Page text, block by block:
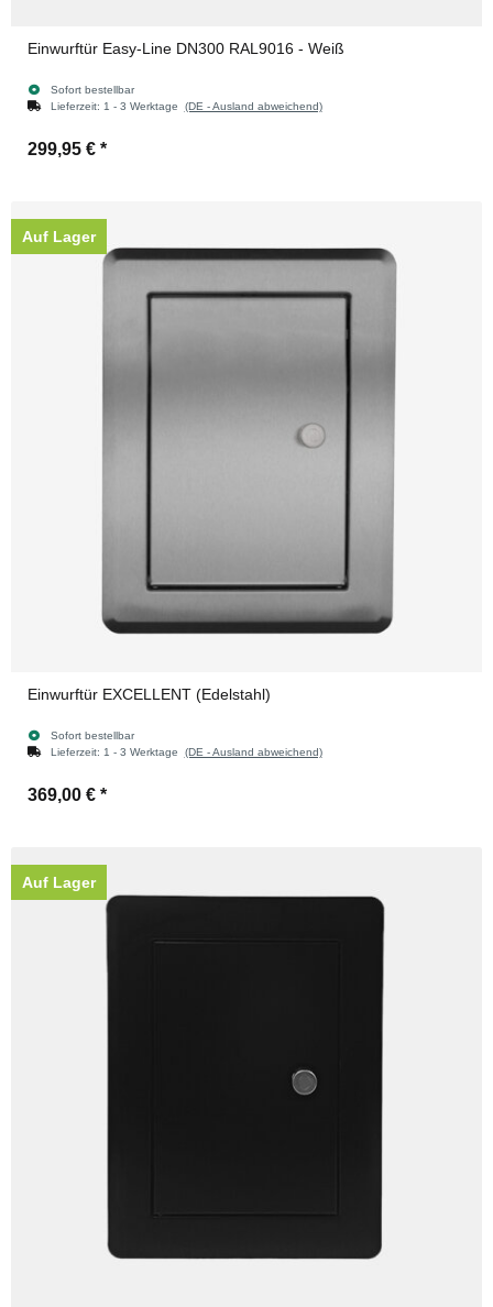
Einwurftür Easy-Line DN300 RAL9016 - Weiß
Sofort bestellbar
Lieferzeit: 1 - 3 Werktage (DE - Ausland abweichend)
299,95 € *
Auf Lager
Einwurftür EXCELLENT (Edelstahl)
Sofort bestellbar
Lieferzeit: 1 - 3 Werktage (DE - Ausland abweichend)
369,00 € *
Auf Lager